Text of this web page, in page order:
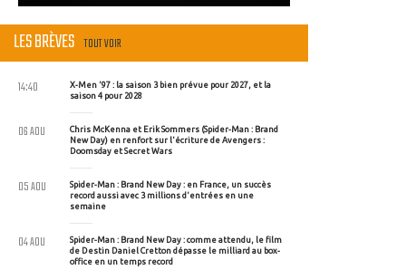
LES BRÈVES TOUT VOIR
X-Men '97 : la saison 3 bien prévue pour 2027, et la
saison 4 pour 2028
14:40
Chris McKenna et Erik Sommers (Spider-Man : Brand
New Day) en renfort sur l'écriture de Avengers :
Doomsday et Secret Wars
06 AOU
Spider-Man : Brand New Day : en France, un succès
record aussi avec 3 millions d'entrées en une
semaine
05 AOU
Spider-Man : Brand New Day : comme attendu, le film
de Destin Daniel Cretton dépasse le milliard au box-
office en un temps record
04 AOU